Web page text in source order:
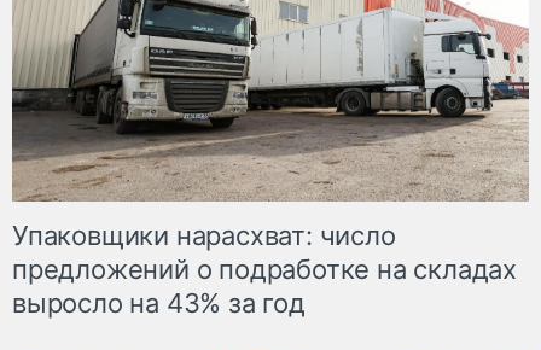
Упаковщики нарасхват: число
предложений о подработке на складах
выросло на 43% за год